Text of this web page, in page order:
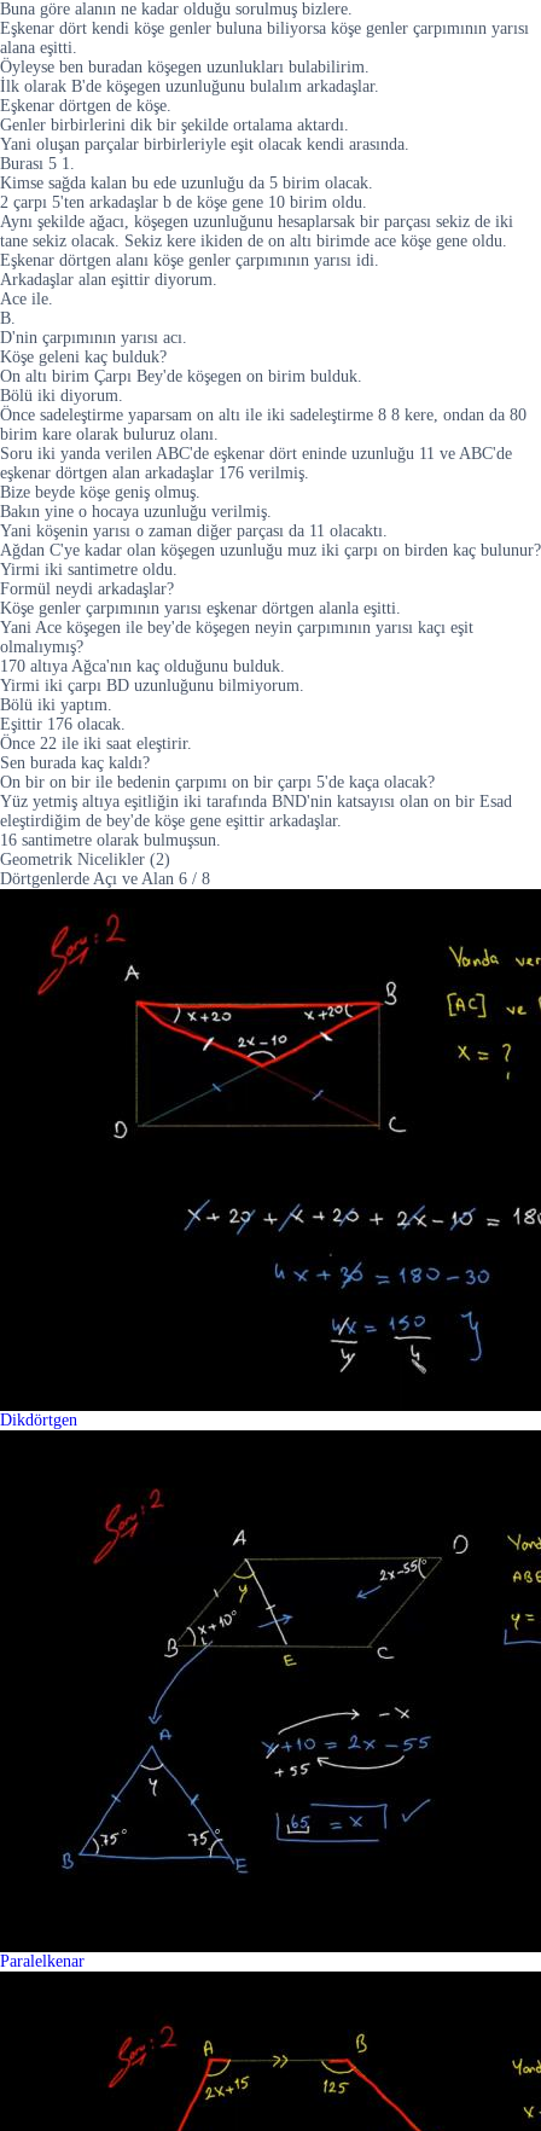
Buna göre alanın ne kadar olduğu sorulmuş bizlere.
Eşkenar dört kendi köşe genler buluna biliyorsa köşe genler çarpımının yarısı
alana eşitti.
Öyleyse ben buradan köşegen uzunlukları bulabilirim.
İlk olarak B'de köşegen uzunluğunu bulalım arkadaşlar.
Eşkenar dörtgen de köşe.
Genler birbirlerini dik bir şekilde ortalama aktardı.
Yani oluşan parçalar birbirleriyle eşit olacak kendi arasında.
Burası 5 1.
Kimse sağda kalan bu ede uzunluğu da 5 birim olacak.
2 çarpı 5'ten arkadaşlar b de köşe gene 10 birim oldu.
Aynı şekilde ağacı, köşegen uzunluğunu hesaplarsak bir parçası sekiz de iki
tane sekiz olacak. Sekiz kere ikiden de on altı birimde ace köşe gene oldu.
Eşkenar dörtgen alanı köşe genler çarpımının yarısı idi.
Arkadaşlar alan eşittir diyorum.
Ace ile.
B.
D'nin çarpımının yarısı acı.
Köşe geleni kaç bulduk?
On altı birim Çarpı Bey'de köşegen on birim bulduk.
Bölü iki diyorum.
Önce sadeleştirme yaparsam on altı ile iki sadeleştirme 8 8 kere, ondan da 80
birim kare olarak buluruz olanı.
Soru iki yanda verilen ABC'de eşkenar dört eninde uzunluğu 11 ve ABC'de
eşkenar dörtgen alan arkadaşlar 176 verilmiş.
Bize beyde köşe geniş olmuş.
Bakın yine o hocaya uzunluğu verilmiş.
Yani köşenin yarısı o zaman diğer parçası da 11 olacaktı.
Ağdan C'ye kadar olan köşegen uzunluğu muz iki çarpı on birden kaç bulunur?
Yirmi iki santimetre oldu.
Formül neydi arkadaşlar?
Köşe genler çarpımının yarısı eşkenar dörtgen alanla eşitti.
Yani Ace köşegen ile bey'de köşegen neyin çarpımının yarısı kaçı eşit
olmalıymış?
170 altıya Ağca'nın kaç olduğunu bulduk.
Yirmi iki çarpı BD uzunluğunu bilmiyorum.
Bölü iki yaptım.
Eşittir 176 olacak.
Önce 22 ile iki saat eleştirir.
Sen burada kaç kaldı?
On bir on bir ile bedenin çarpımı on bir çarpı 5'de kaça olacak?
Yüz yetmiş altıya eşitliğin iki tarafında BND'nin katsayısı olan on bir Esad
eleştirdiğim de bey'de köşe gene eşittir arkadaşlar.
16 santimetre olarak bulmuşsun.
Geometrik Nicelikler (2)
Dörtgenlerde Açı ve Alan 6 / 8
Dikdörtgen
Paralelkenar